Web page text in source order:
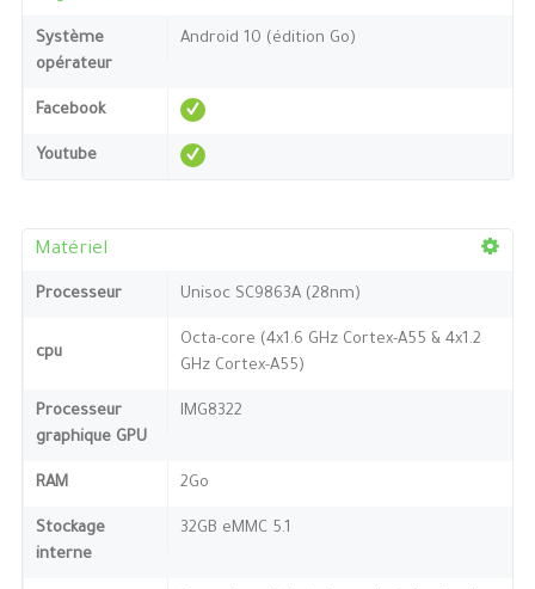
Système
opérateur
Android 10 (édition Go)
Facebook
Youtube
Matériel
Processeur Unisoc SC9863A (28nm)
cpu
Octa-core (4x1.6 GHz Cortex-A55 & 4x1.2
GHz Cortex-A55)
Processeur
graphique GPU
IMG8322
RAM 2Go
Stockage
interne
32GB eMMC 5.1